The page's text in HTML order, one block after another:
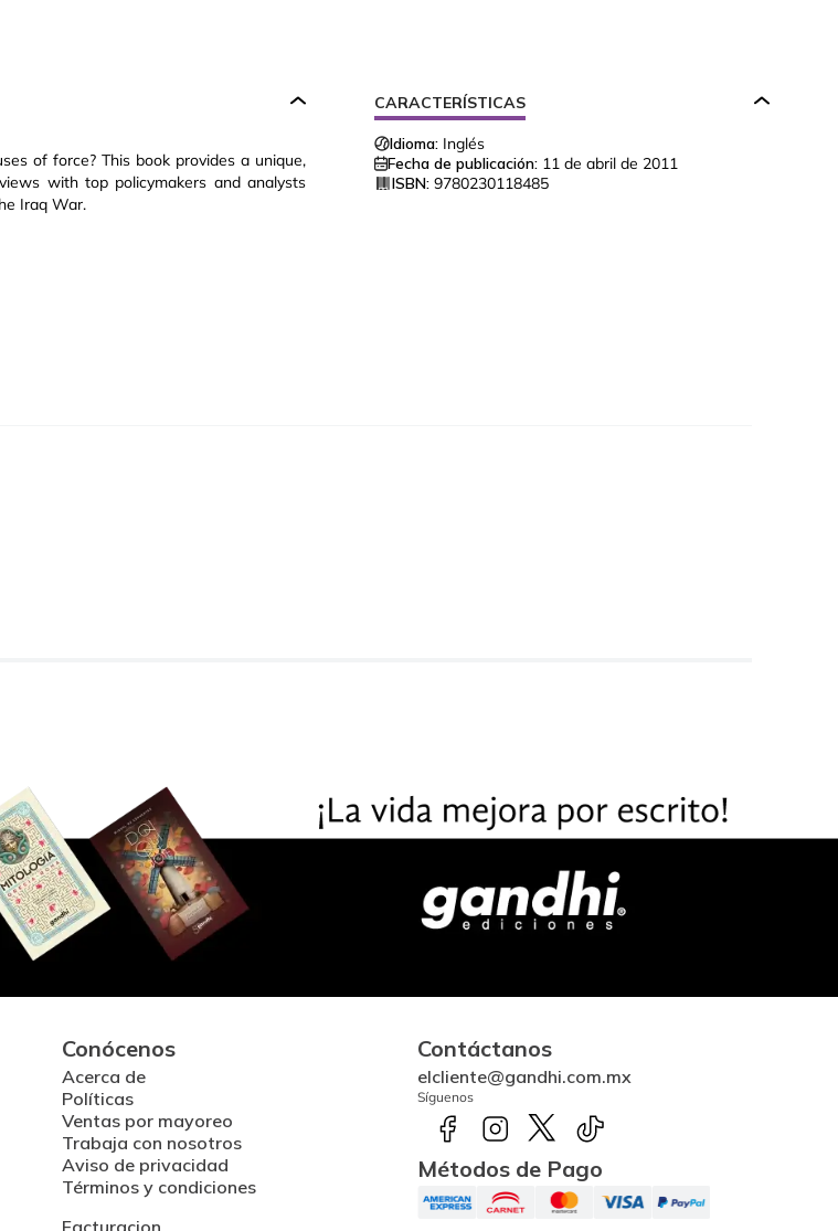
of force? This book provides a unique,
with top policymakers and analysts
Iraq War.
CARACTERÍSTICAS
Idioma: Inglés
Fecha de publicación: 11 de abril de 2011
ISBN: 9780230118485
Conócenos
Acerca de
Políticas
Ventas por mayoreo
Trabaja con nosotros
Aviso de privacidad
Términos y condiciones
Contáctanos
elcliente@gandhi.com.mx
Síguenos
Métodos de Pago